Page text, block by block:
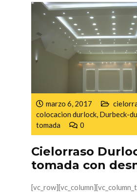
marzo 6, 2017
colocacion durlock, Durbeck-
tomada
0
Cielorraso
tomada con